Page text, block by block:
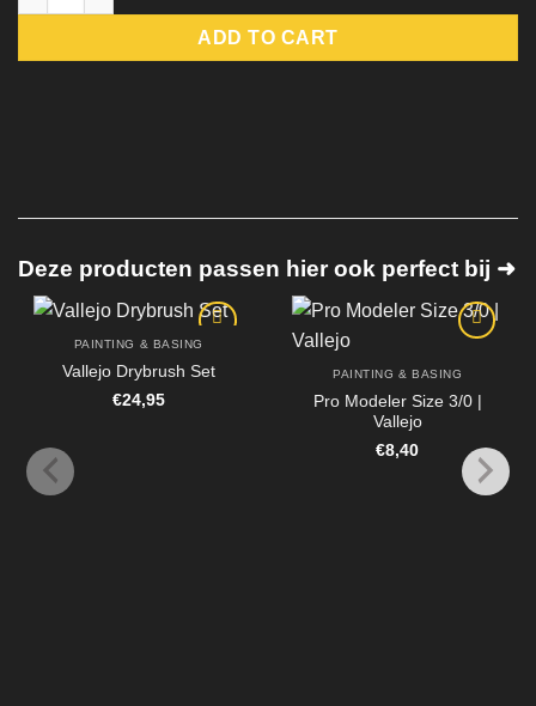
ADD TO CART
Deze producten passen hier ook perfect bij ➜
PAINTING & BASING
Vallejo Drybrush Set
€24,95
PAINTING & BASING
Pro Modeler Size 3/0 |
Vallejo
€8,40